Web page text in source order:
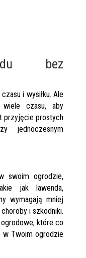
bez
i wysiłku. Ale
czasu, aby
przyjęcie prostych
jednoczesnym
swoim ogrodzie,
jak lawenda,
wymagają mniej
i szkodniki.
które co
w Twoim ogrodzie